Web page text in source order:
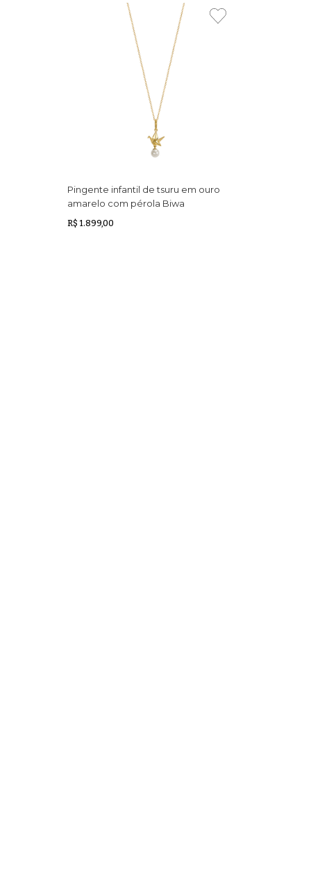
Pingente infantil de tsuru em ouro
amarelo com pérola Biwa
R$ 1.899,00